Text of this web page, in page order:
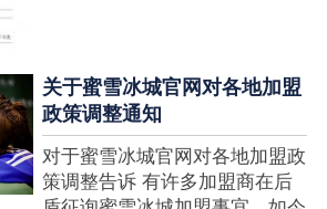
关于蜜雪冰城官网对各地加盟
政策调整通知
对于蜜雪冰城官网对各地加盟政
策调整告诉 有许多加盟商在后